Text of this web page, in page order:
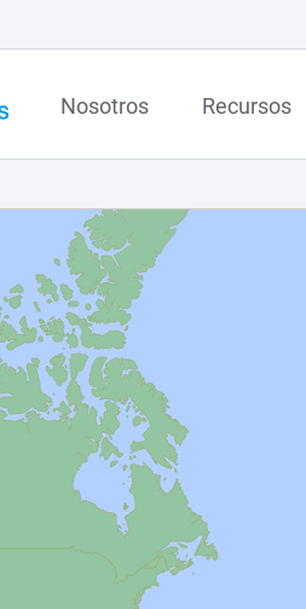
Nosotros Recursos